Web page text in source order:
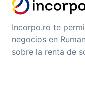
Incorpo.ro te
negocios en
sobre la renta de